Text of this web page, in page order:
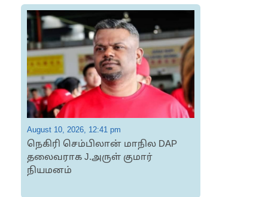
August 10, 2026, 12:41 pm
நெகிரி செம்பிலான் மாநில DAP
தலைவராக J.அருள் குமார்
நியமனம்